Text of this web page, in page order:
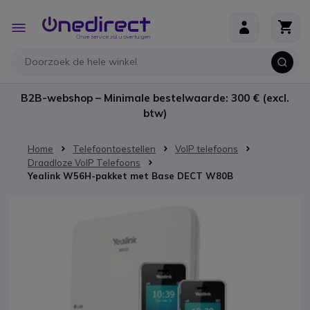
Toggle
Nav
B2B-webshop – Minimale bestelwaarde: 300 € (excl.
btw)
Home Telefoontoestellen
VoIP telefoons
Draadloze VoIP Telefoons
Yealink W56H-pakket met Base DECT W80B